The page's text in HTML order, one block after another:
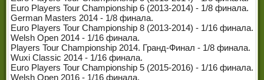
Euro Players Tour Championship 6 (2013-2014) - 1/8 финала.
German Masters 2014 - 1/8 финала.
Euro Players Tour Championship 8 (2013-2014) - 1/16 финала.
Welsh Open 2014 - 1/16 финала.
Players Tour Championship 2014. Гранд-Финал - 1/8 финала.
Wuxi Classic 2014 - 1/16 финала.
Euro Players Tour Championship 5 (2015-2016) - 1/16 финала.
Welsh Open 2016 - 1/16 финала.